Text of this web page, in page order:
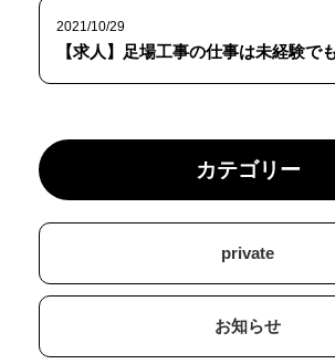
2021/10/29
【求人】足場工事の仕事は未経験で
カテゴリー
private
お知らせ